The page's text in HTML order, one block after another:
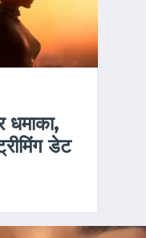
धमाका,
डेट